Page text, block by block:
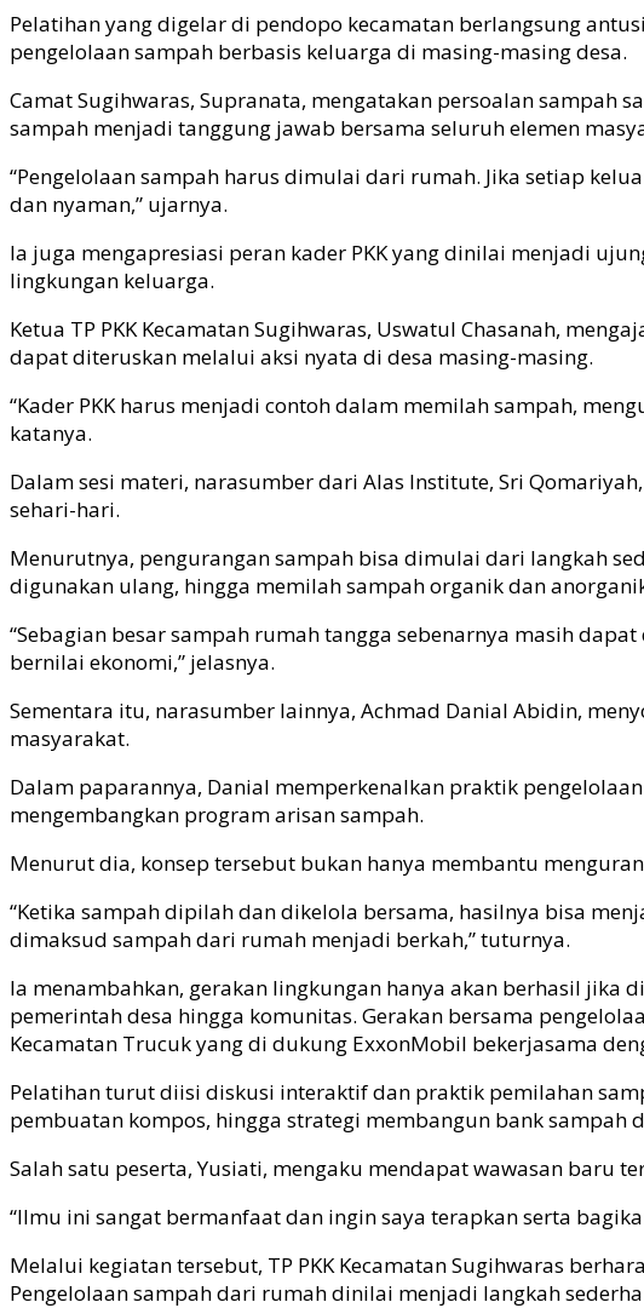
Pelatihan yang digelar di pendopo kecamatan berlangsung
pengelolaan sampah berbasis keluarga di masing-masing desa.
Camat Sugihwaras, Supranata, mengatakan persoalan sampah
sampah menjadi tanggung jawab bersama seluruh elemen
“Pengelolaan sampah harus dimulai dari rumah. Jika setiap
dan nyaman,” ujarnya.
Ia juga mengapresiasi peran kader PKK yang dinilai menjadi
lingkungan keluarga.
Ketua TP PKK Kecamatan Sugihwaras, Uswatul Chasanah,
dapat diteruskan melalui aksi nyata di desa masing-masing.
“Kader PKK harus menjadi contoh dalam memilah sampah,
katanya.
Dalam sesi materi, narasumber dari Alas Institute, Sri
sehari-hari.
Menurutnya, pengurangan sampah bisa dimulai dari langkah
digunakan ulang, hingga memilah sampah organik dan
“Sebagian besar sampah rumah tangga sebenarnya masih
bernilai ekonomi,” jelasnya.
Sementara itu, narasumber lainnya, Achmad Danial Abidin,
masyarakat.
Dalam paparannya, Danial memperkenalkan praktik
mengembangkan program arisan sampah.
Menurut dia, konsep tersebut bukan hanya membantu
“Ketika sampah dipilah dan dikelola bersama, hasilnya bisa
dimaksud sampah dari rumah menjadi berkah,” tuturnya.
Ia menambahkan, gerakan lingkungan hanya akan berhasil jika
pemerintah desa hingga komunitas. Gerakan bersama
Kecamatan Trucuk yang di dukung ExxonMobil bekerjasama
Pelatihan turut diisi diskusi interaktif dan praktik pemilahan
pembuatan kompos, hingga strategi membangun bank sampah
Salah satu peserta, Yusiati, mengaku mendapat wawasan baru
“Ilmu ini sangat bermanfaat dan ingin saya terapkan serta
Melalui kegiatan tersebut, TP PKK Kecamatan Sugihwaras
Pengelolaan sampah dari rumah dinilai menjadi langkah